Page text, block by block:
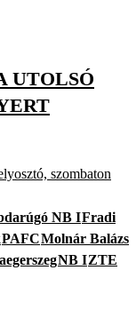
UTOLSÓ
szombaton
NB IFradi
PAFCMolnár Balázs
NB IZTE